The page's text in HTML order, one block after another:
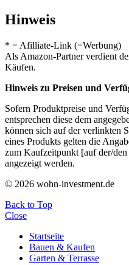
Hinweis
* = Afilliate-Link (=Werbung)
Als Amazon-Partner verdient
Käufen.
Hinweis zu Preisen und
Sofern Produktpreise und
entsprechen diese dem
können sich auf der verlinkten
eines Produkts gelten die
zum Kaufzeitpunkt [auf der/
angezeigt werden.
© 2026 wohn-investment.de
Back to Top
Close
Startseite
Bauen & Kaufen
Garten & Terrasse